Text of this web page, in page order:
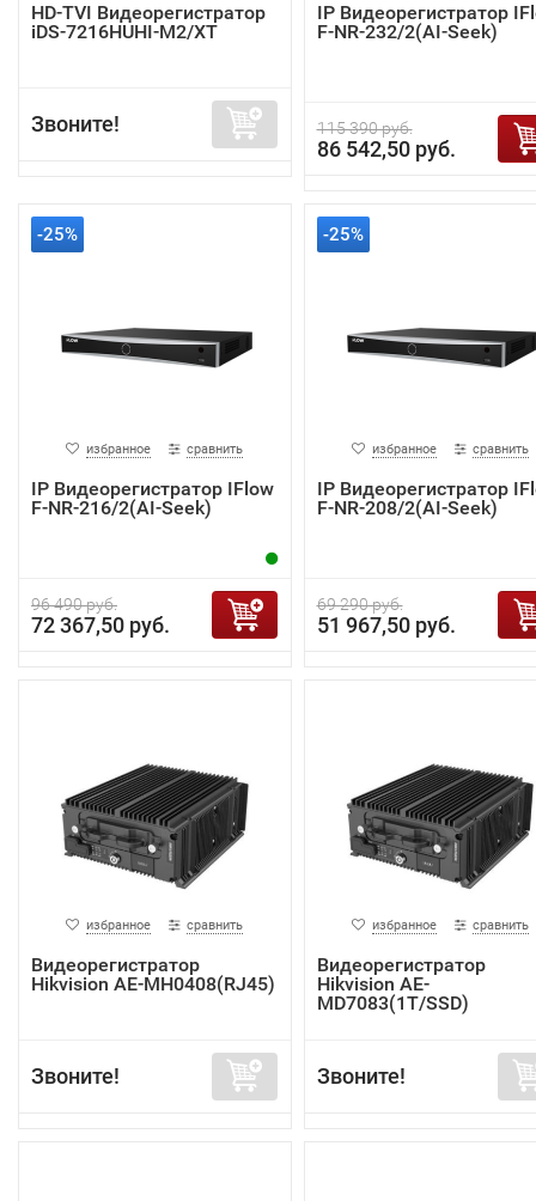
HD-TVI Видеорегистратор
iDS-7216HUHI-M2/XT
Звоните!
IP Видеорегистратор
F-NR-232/2(AI-Seek)
115 390 руб.
86 542,50 руб.
-25%
избранное сравнить
IP Видеорегистратор IFlow
F-NR-216/2(AI-Seek)
96 490 руб.
72 367,50 руб.
-25%
избранное сравнить
IP Видеорегистратор
F-NR-208/2(AI-Seek)
69 290 руб.
51 967,50 руб.
избранное сравнить
Видеорегистратор
Hikvision AE-MH0408(RJ45)
Звоните!
избранное сравнить
Видеорегистратор
Hikvision AE-
MD7083(1T/SSD)
Звоните!